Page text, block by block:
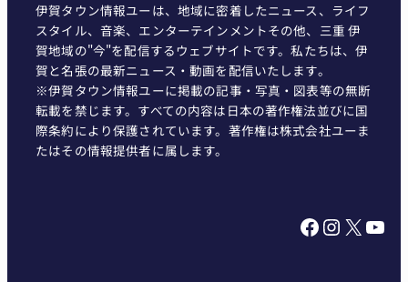
伊賀タウン情報ユーは、地域に密着したニュース、ライフ
スタイル、音楽、エンターテインメントその他、三重 伊
賀地域の"今"を配信するウェブサイトです。私たちは、伊
賀と名張の最新ニュース・動画を配信いたします。
※伊賀タウン情報ユーに掲載の記事・写真・図表等の無断
転載を禁じます。すべての内容は日本の著作権法並びに国
際条約により保護されています。著作権は株式会社ユーま
たはその情報提供者に属します。
Facebook InstagramX YouTube